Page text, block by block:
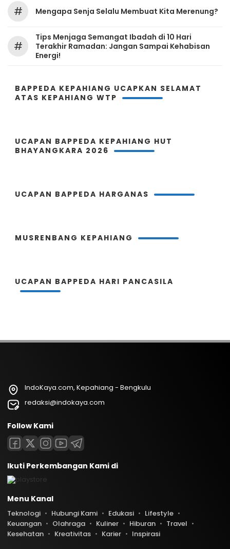
# Mengapa Senja Selalu Membuat Kita Merenung?
#
Tips Menjaga Semangat Ibadah di 10 Hari
Terakhir Ramadan: Jangan Sampai Kehabisan
Energi!
BAPPEDA KEPAHIANG UCAPKAN SELAMAT
ATAS KEPAHIANG WTP
UCAPAN BAPPEDA KEPAHIANG HUT
BHAYANGKARA 2026
UCAPAN BAPPEDA HARGANAS
MUSRENBANG KEPAHIANG
UCAPAN BAPPEDA HARI PANCASILA
IndoKaya.com, Kepahiang - Bengkulu
redaksi@indokaya.com
Follow Kami
Ikuti Perkembangan Kami di
Menu Kanal
Teknologi Hubungi Kami Edukasi
Lifestyle
Keuangan
Olahraga Kuliner Hiburan
Travel
Kesehatan
Kreativitas Karier Inspirasi